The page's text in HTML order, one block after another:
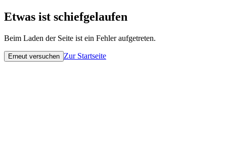
Etwas ist schiefgelaufen
Beim Laden der Seite ist ein Fehler aufgetreten.
Erneut versuchen Zur Startseite